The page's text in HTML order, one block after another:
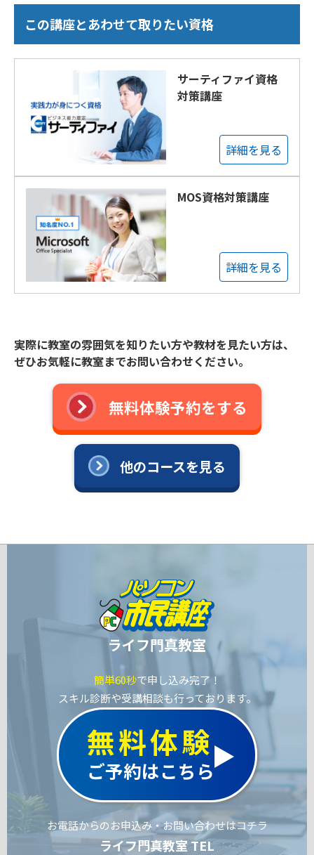
この講座とあわせて取りたい資格
サーティファイ資格
対策講座
詳細を見る
MOS資格対策講座
詳細を見る
実際に教室の雰囲気を知りたい方や教材を見たい方は、
ぜひお気軽に教室までお問い合わせください。
無料体験予約をする
他のコースを見る
ライフ門真教室
簡単60秒で申し込み完了！
スキル診断や受講相談も行っております。
無料体験
ご予約はこちら
お電話からのお申込み・お問い合わせはコチラ
ライフ門真教室 TEL